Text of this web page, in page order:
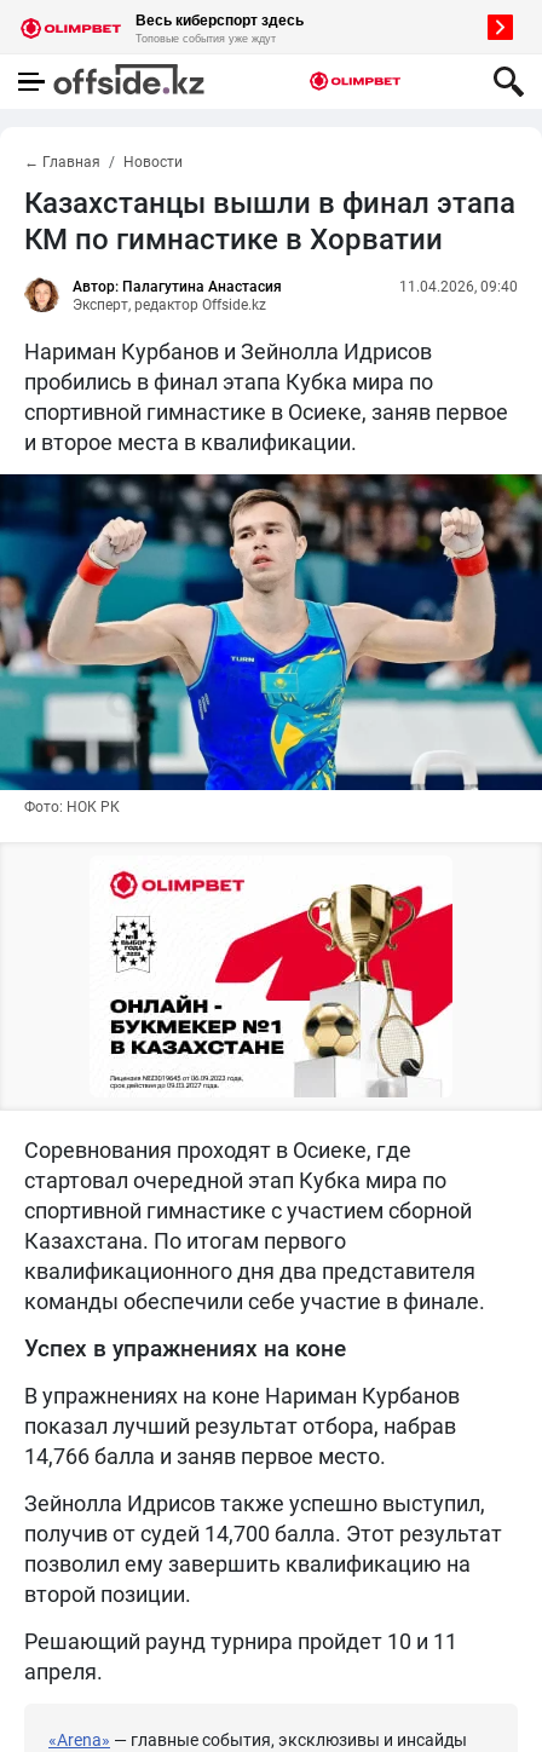
← Главная Новости
Казахстанцы вышли в финал этапа
КМ по гимнастике в Хорватии
Автор: Палагутина Анастасия
Эксперт, редактор Offside.kz
11.04.2026, 09:40
Нариман Курбанов и Зейнолла Идрисов
пробились в финал этапа Кубка мира по
спортивной гимнастике в Осиеке, заняв первое
и второе места в квалификации.
Фото: НОК РК
Соревнования проходят в Осиеке, где
стартовал очередной этап Кубка мира по
спортивной гимнастике с участием сборной
Казахстана. По итогам первого
квалификационного дня два представителя
команды обеспечили себе участие в финале.
Успех в упражнениях на коне
В упражнениях на коне Нариман Курбанов
показал лучший результат отбора, набрав
14,766 балла и заняв первое место.
Зейнолла Идрисов также успешно выступил,
получив от судей 14,700 балла. Этот результат
позволил ему завершить квалификацию на
второй позиции.
Решающий раунд турнира пройдет 10 и 11
апреля.
«Arena» — главные события, эксклюзивы и инсайды